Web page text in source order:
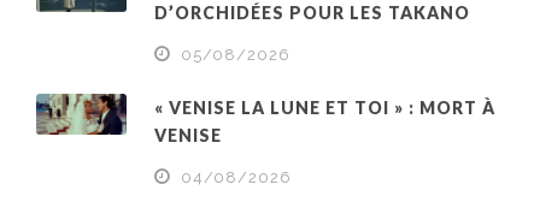
D’ORCHIDÉES POUR LES TAKANO
05/08/2026
« VENISE LA LUNE ET TOI » : MORT À
VENISE
04/08/2026